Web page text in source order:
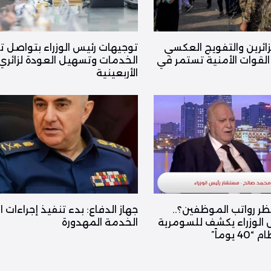
والتفويج العكسي
الأمنية تستمر في
توجيهات رئيس الوزراء بتواصل
الخدمات وتسهيل العودة
الأربعينية
رواتب الموظفين؟..
يكشف للسومرية
يوماً”
جهاز الدفاع: بدء تنفيذ إجراءات
الخدمة المهدورة